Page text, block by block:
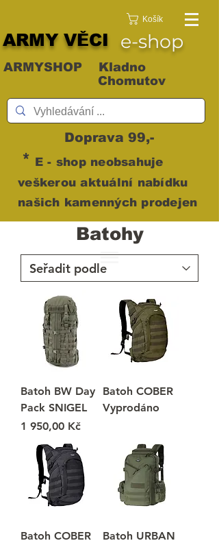
Košík
e-shop
ARMY VĚCI
ARMYSHOP Kladno
Chomutov
Doprava 99,-
* E - shop neobsahuje
veškerou aktuální nabídku
našich kamenných prodejen
Batohy
Batoh BW Day
Pack SNIGEL
Cena
1 950,00 Kč
Batoh COBER
Vyprodáno
Batoh COBER
Batoh URBAN